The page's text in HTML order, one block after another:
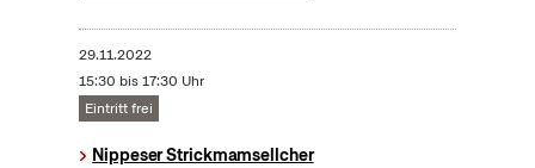
29.11.2022
15:30 bis 17:30 Uhr
Eintritt frei
Nippeser Strickmamsellcher